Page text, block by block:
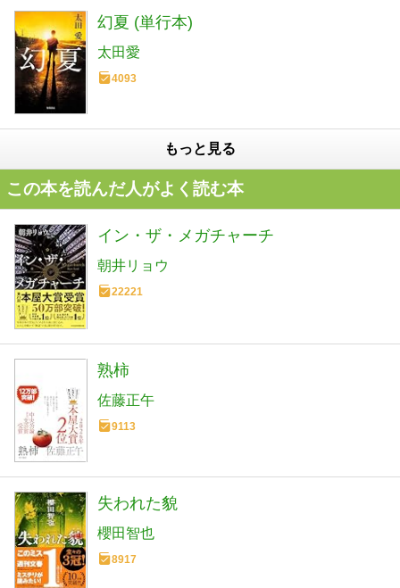
幻夏 (単行本)
太田愛
4093
もっと見る
この本を読んだ人がよく読む本
イン・ザ・メガチャーチ
朝井リョウ
22221
熟柿
佐藤正午
9113
失われた貌
櫻田智也
8917